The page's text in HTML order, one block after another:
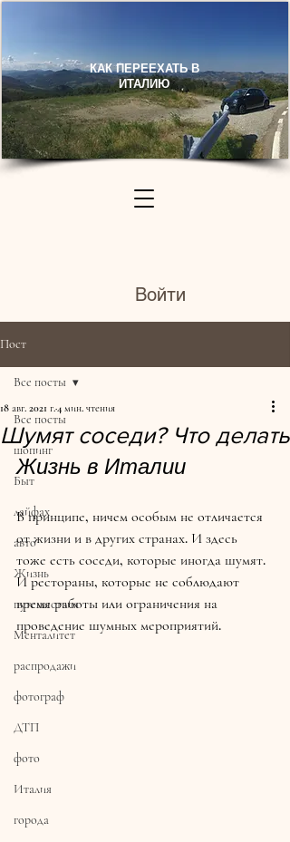
КАК ПЕРЕЕХАТЬ В
ИТАЛИЮ​
Войти
Пост
Все посты
шопинг
Быт
лайфах
авто
Жизнь
путешествия
Менталитет
распродажи
фотограф
ДТП
фото
Италия
города
Все посты
Шумят соседи? Что делать
18 авг. 2021 г.4 мин. чтения
Жизнь в Италии
В принципе, ничем особым не отличается
от жизни и в других странах. И здесь
тоже есть соседи, которые иногда шумят.
И рестораны, которые не соблюдают
время работы или ограничения на
проведение шумных мероприятий.